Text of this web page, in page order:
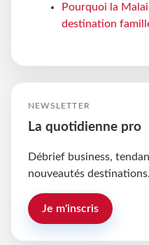
Pourquoi la
destination
NEWSLETTER
La quotidienne pro
Débrief business,
nouveautés destinations.
Je m'inscris